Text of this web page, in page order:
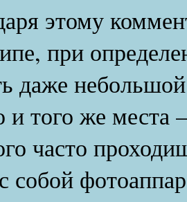
этому
при
даже
и того же
часто
собой